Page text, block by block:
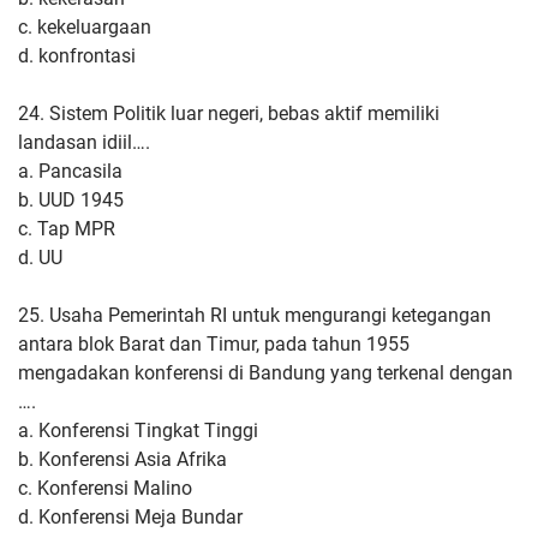
c. kekeluargaan
d. konfrontasi
24. Sistem Politik luar negeri, bebas aktif memiliki
landasan idiil….
a. Pancasila
b. UUD 1945
c. Tap MPR
d. UU
25. Usaha Pemerintah RI untuk mengurangi ketegangan
antara blok Barat dan Timur, pada tahun 1955
mengadakan konferensi di Bandung yang terkenal dengan
….
a. Konferensi Tingkat Tinggi
b. Konferensi Asia Afrika
c. Konferensi Malino
d. Konferensi Meja Bundar